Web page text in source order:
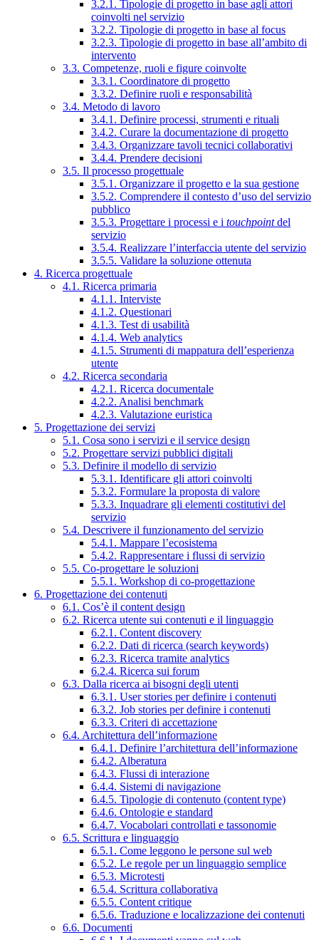
3.2.1. Tipologie di progetto in base agli attori
coinvolti nel servizio
3.2.2. Tipologie di progetto in base al focus
3.2.3. Tipologie di progetto in base all’ambito di
intervento
3.3. Competenze, ruoli e figure coinvolte
3.3.1. Coordinatore di progetto
3.3.2. Definire ruoli e responsabilità
3.4. Metodo di lavoro
3.4.1. Definire processi, strumenti e rituali
3.4.2. Curare la documentazione di progetto
3.4.3. Organizzare tavoli tecnici collaborativi
3.4.4. Prendere decisioni
3.5. Il processo progettuale
3.5.1. Organizzare il progetto e la sua gestione
3.5.2. Comprendere il contesto d’uso del servizio
pubblico
3.5.3. Progettare i processi e i touchpointdel
servizio
3.5.4. Realizzare l’interfaccia utente del servizio
3.5.5. Validare la soluzione ottenuta
4. Ricerca progettuale
4.1. Ricerca primaria
4.1.1. Interviste
4.1.2. Questionari
4.1.3. Test di usabilità
4.1.4. Web analytics
4.1.5. Strumenti di mappatura dell’esperienza
utente
4.2. Ricerca secondaria
4.2.1. Ricerca documentale
4.2.2. Analisi benchmark
4.2.3. Valutazione euristica
5. Progettazione dei servizi
5.1. Cosa sono i servizi e il service design
5.2. Progettare servizi pubblici digitali
5.3. Definire il modello di servizio
5.3.1. Identificare gli attori coinvolti
5.3.2. Formulare la proposta di valore
5.3.3. Inquadrare gli elementi costitutivi del
servizio
5.4. Descrivere il funzionamento del servizio
5.4.1. Mappare l’ecosistema
5.4.2. Rappresentare i flussi di servizio
5.5. Co-progettare le soluzioni
5.5.1. Workshop di co-progettazione
6. Progettazione dei contenuti
6.1. Cos’è il content design
6.2. Ricerca utente sui contenuti e il linguaggio
6.2.1. Content discovery
6.2.2. Dati di ricerca (search keywords)
6.2.3. Ricerca tramite analytics
6.2.4. Ricerca sui forum
6.3. Dalla ricerca ai bisogni degli utenti
6.3.1. User stories per definire i contenuti
6.3.2. Job stories per definire i contenuti
6.3.3. Criteri di accettazione
6.4. Architettura dell’informazione
6.4.1. Definire l’architettura dell’informazione
6.4.2. Alberatura
6.4.3. Flussi di interazione
6.4.4. Sistemi di navigazione
6.4.5. Tipologie di contenuto (content type)
6.4.6. Ontologie e standard
6.4.7. Vocabolari controllati e tassonomie
6.5. Scrittura e linguaggio
6.5.1. Come leggono le persone sul web
6.5.2. Le regole per un linguaggio semplice
6.5.3. Microtesti
6.5.4. Scrittura collaborativa
6.5.5. Content critique
6.5.6. Traduzione e localizzazione dei contenuti
6.6. Documenti